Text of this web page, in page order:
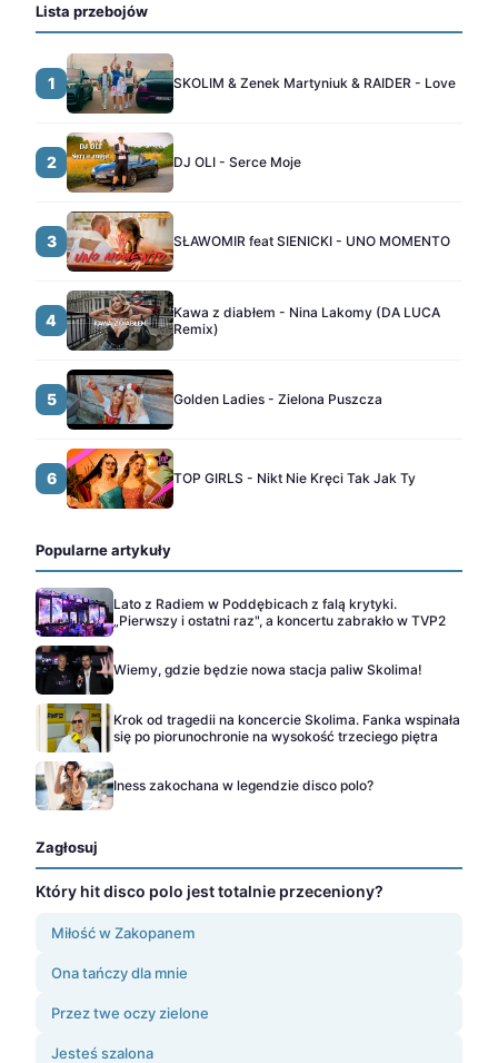
Lista przebojów
1 SKOLIM & Zenek Martyniuk & RAIDER - Love
2 DJ OLI - Serce Moje
3 SŁAWOMIR feat SIENICKI - UNO MOMENTO
4
Kawa z diabłem - Nina Lakomy (DA LUCA
Remix)
5 Golden Ladies - Zielona Puszcza
6 TOP GIRLS - Nikt Nie Kręci Tak Jak Ty
Popularne artykuły
Lato z Radiem w Poddębicach z falą krytyki.
„Pierwszy i ostatni raz", a koncertu zabrakło w TVP2
Wiemy, gdzie będzie nowa stacja paliw Skolima!
Krok od tragedii na koncercie Skolima. Fanka wspinała
się po piorunochronie na wysokość trzeciego piętra
Iness zakochana w legendzie disco polo?
Zagłosuj
Który hit disco polo jest totalnie przeceniony?
Miłość w Zakopanem
Ona tańczy dla mnie
Przez twe oczy zielone
Jesteś szalona